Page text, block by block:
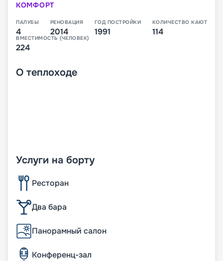
КОМФОРТ
ПАЛУБЫ
4
РЕНОВАЦИЯ
2014
ГОД ПОСТРОЙКИ
1991
КОЛИЧЕСТВО КАЮТ
114
ВМЕСТИМОСТЬ (ЧЕЛОВЕК)
224
О теплоходе
Услуги на борту
Ресторан
Два бара
Панорамный салон
Конференц-зал